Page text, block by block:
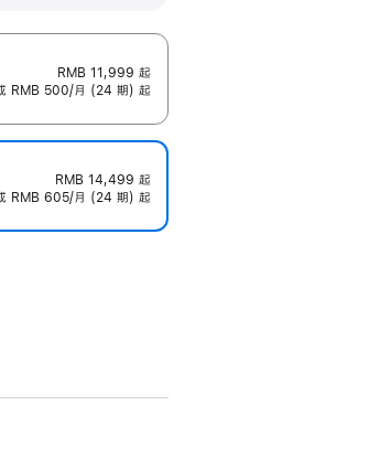
RMB 11,999 起
RMB 500/月 (24 期) 起
RMB 14,499 起
RMB 605/月 (24 期) 起